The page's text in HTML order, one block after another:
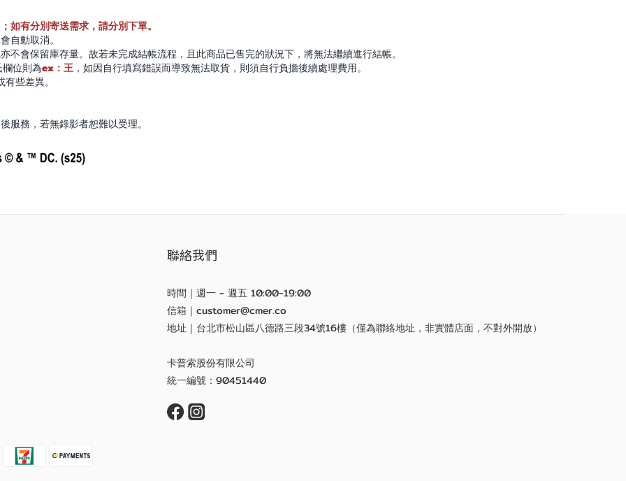
如有分別寄送需求，請分別下單。
自動取消。
會保留庫存量。故若未完成結帳流程，且此商品已售完的狀況下，將無法繼續進行結帳。
欄位則為ex：王 ，如因自行填寫錯誤而導致無法取貨，則須自行負擔後續處理費用。
些差異。
服務，若無錄影者恕難以受理。
聯絡我們
時間｜週一 - 週五 10:00-19:00
信箱｜customer@cmer.co
地址｜台北市松山區八德路三段34號16樓（僅為聯絡地址，非實體店面，不對外開放）
卡普索股份有限公司
統一編號：90451440